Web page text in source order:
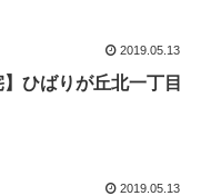
2019.05.13
】ひばりが丘北一丁目
2019.05.13